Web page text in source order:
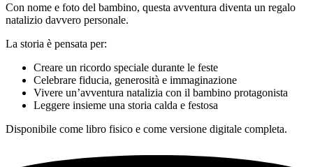
Con nome e foto del bambino, questa avventura diventa un regalo
natalizio davvero personale.
La storia è pensata per:
Creare un ricordo speciale durante le feste
Celebrare fiducia, generosità e immaginazione
Vivere un’avventura natalizia con il bambino protagonista
Leggere insieme una storia calda e festosa
Disponibile come libro fisico e come versione digitale completa.